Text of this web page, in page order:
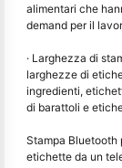
alimentari che
demand per il
· Larghezza di
larghezze di
ingredienti,
di barattoli e
Stampa Bluetooth
etichette da un